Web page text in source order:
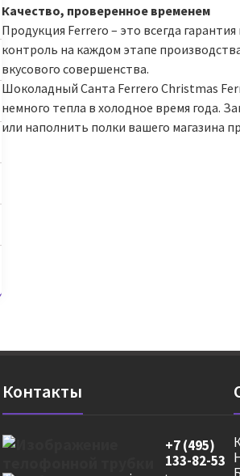
Качество, проверенное временем
Продукция Ferrero – это всегда
контроль на каждом этапе
вкусового совершенства.
Шоколадный Санта Ferrero Christmas
немного тепла в холодное время года.
или наполнить полки вашего магазина
Контакты
+7 (495)
133-82-53